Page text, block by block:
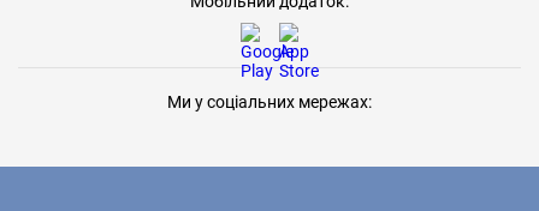
Ми у соціальних мережах: